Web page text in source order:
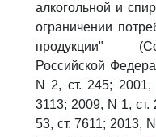
алкогольной и
ограничении
продукции"
Российской
N 2, ст. 245;
3113; 2009, N 1, ст.
53, ст. 7611; 2013,